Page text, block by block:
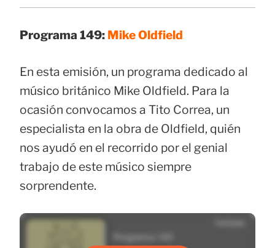
Programa 149: Mike Oldfield
En esta emisión, un programa dedicado al
músico británico Mike Oldfield. Para la
ocasión convocamos a Tito Correa, un
especialista en la obra de Oldfield, quién
nos ayudó en el recorrido por el genial
trabajo de este músico siempre
sorprendente.